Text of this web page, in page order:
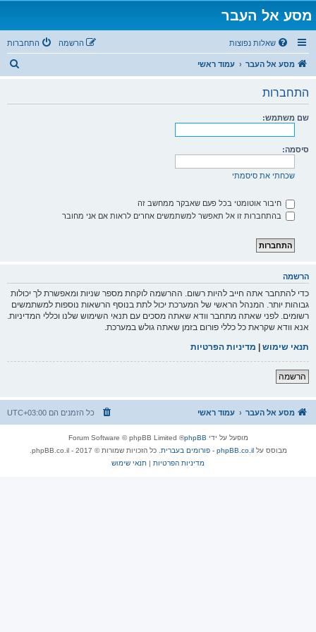
מסע אל העבר
שאלות נפוצות התחברות הרשמה
מסע אל העבר עמוד ראשי
התחברות
שם משתמש:
סיסמה:
שכחתי את סיסמתי
חיבור אוטומטי בכל פעם שאבקר ממחשב זה
בהתחברות זו אל תאפשר למשתמשים אחרים לראות אם אני מחובר
הרשמה
כדי להתחבר אתה חייב להיות רשום. ההרשמה לוקחת מספר שניות ומאפשרת לך יכולות
גבוהות יותר. המנהל הראשי של המערכת יכול לתת בנוסף הרשאות נוספות למשתמשים
רשומים. לפני שאתה מתחבר וודא שאתה מסכים עם תנאי השימוש שלנו וכללי המדיניות.
אנא וודא שקראת כל כללי פורום בזמן שאתה גולש במערכת.
תנאי שימוש | מדיניות הפרטיות
הרשמה
מסע אל העבר עמוד ראשי כל הזמנים הם UTC+03:00
מופעל על ידי phpBB
® Forum Software © phpBB Limited
מבוסס עלphpBB.co.il - פורומים בעברית
. כל הזכויות שמורות © 2017 - phpBB.co.il.
מדיניות הפרטיות | תנאי שימוש